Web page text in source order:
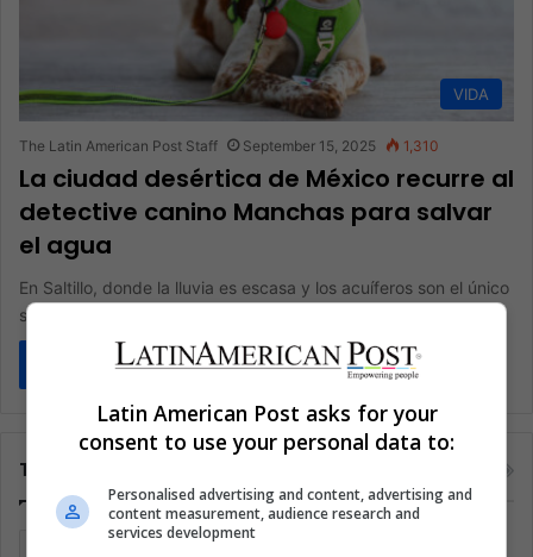
VIDA
The Latin American Post Staff September 15, 2025 1,310
La ciudad desértica de México recurre al
detective canino Manchas para salvar
el agua
En Saltillo, donde la lluvia es escasa y los acuíferos son el único
salvavidas, un perro de orejas caídas llamado…
Read More »
Tags
Cine
Latin American Post asks for your
consent to use your personal data to:
Personalised advertising and content, advertising and
content measurement, audience research and
services development